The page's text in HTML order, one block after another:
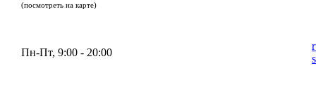
(посмотреть на карте)
Пн-Пт, 9:00 - 20:00